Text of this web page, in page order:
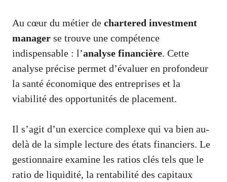
Au cœur du métier de chartered investment
manager se trouve une compétence
indispensable : l’analyse financière. Cette
analyse précise permet d’évaluer en profondeur
la santé économique des entreprises et la
viabilité des opportunités de placement.
Il s’agit d’un exercice complexe qui va bien au-
delà de la simple lecture des états financiers. Le
gestionnaire examine les ratios clés tels que le
ratio de liquidité, la rentabilité des capitaux